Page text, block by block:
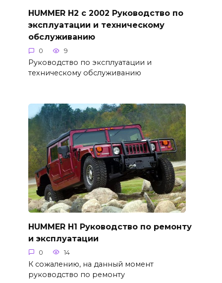
HUMMER H2 с 2002 Руководство по
эксплуатации и техническому
обслуживанию
0 9
Руководство по эксплуатации и
техническому обслуживанию
HUMMER H1 Руководство по ремонту
и эксплуатации
0 14
К сожалению, на данный момент
руководство по ремонту